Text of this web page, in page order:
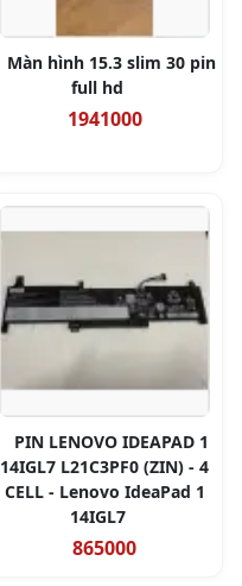
Màn hình 15.3 slim 30 pin
full hd
1941000
PIN LENOVO IDEAPAD 1
14IGL7 L21C3PF0 (ZIN) - 4
CELL - Lenovo IdeaPad 1
14IGL7
865000